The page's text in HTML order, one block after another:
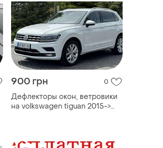
900 грн 0
Дефлекторы окон, ветровики
на volkswagen tiguan 2015->